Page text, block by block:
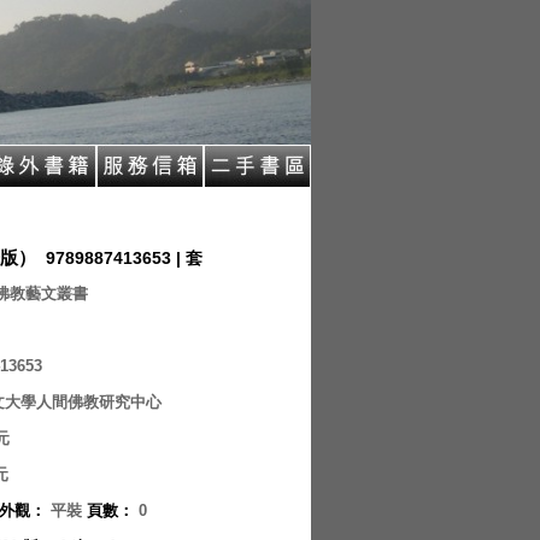
） 9789887413653 | 套
教藝文叢書
大學人間佛教研究中心
外觀 ： 平裝 頁數 ： 0